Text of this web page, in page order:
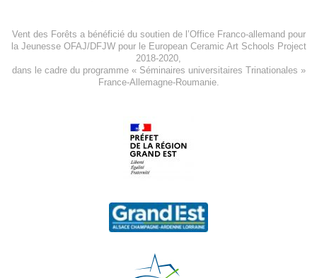
Vent des Forêts a bénéficié du soutien de l’Office Franco-allemand pour
la Jeunesse OFAJ/DFJWpour leEuropean Ceramic Art Schools Project
2018-2020
dans le cadre du programme « Séminaires universitaires Trinationales »
France-Allemagne-Roumanie.